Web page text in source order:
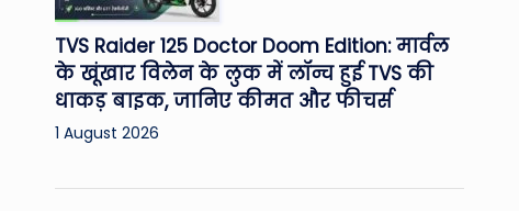
TVS Raider 125 Doctor Doom Edition: मार्वल
के खूंखार विलेन के लुक में लॉन्च हुई TVS की
धाकड़ बाइक, जानिए कीमत और फीचर्स
1 August 2026